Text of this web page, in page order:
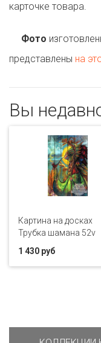
карточке товара.
Фото
представлены на
Вы
Картина на досках
Трубка шамана 52v
1 430 руб